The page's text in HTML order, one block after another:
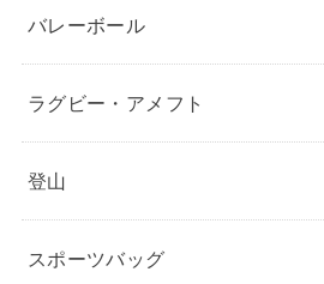
バレーボール
ラグビー・アメフト
登山
スポーツバッグ